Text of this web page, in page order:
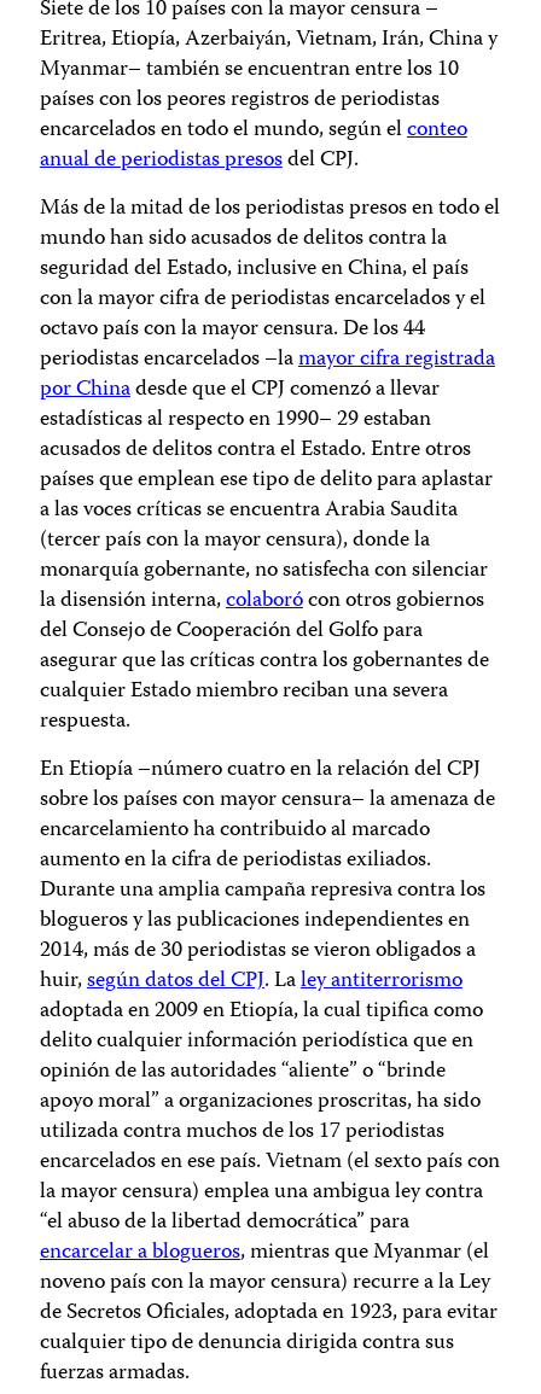
Siete de los 10 países con la mayor censura –
Eritrea, Etiopía, Azerbaiyán, Vietnam, Irán, China y
Myanmar– también se encuentran entre los 10
países con los peores registros de periodistas
encarcelados en todo el mundo, según elconteo
anual de periodistas presosdel CPJ.
Más de la mitad de los periodistas presos en todo el
mundo han sido acusados de delitos contra la
seguridad del Estado, inclusive en China, el país
con la mayor cifra de periodistas encarcelados y el
octavo país con la mayor censura. De los 44
periodistas encarcelados –lamayor cifra registrada
por Chinadesde que el CPJ comenzó a llevar
estadísticas al respecto en 1990– 29 estaban
acusados de delitos contra el Estado. Entre otros
países que emplean ese tipo de delito para aplastar
a las voces críticas se encuentra Arabia Saudita
(tercer país con la mayor censura), donde la
monarquía gobernante, no satisfecha con silenciar
la disensión interna,colaborócon otros gobiernos
del Consejo de Cooperación del Golfo para
asegurar que las críticas contra los gobernantes de
cualquier Estado miembro reciban una severa
respuesta.
En Etiopía –número cuatro en la relación del CPJ
sobre los países con mayor censura– la amenaza de
encarcelamiento ha contribuido al marcado
aumento en la cifra de periodistas exiliados.
Durante una amplia campaña represiva contra los
blogueros y las publicaciones independientes en
2014, más de 30 periodistas se vieron obligados a
huir,según datos del CPJ. Laley antiterrorismo
adoptada en 2009 en Etiopía, la cual tipifica como
delito cualquier información periodística que en
opinión de las autoridades “aliente” o “brinde
apoyo moral” a organizaciones proscritas, ha sido
utilizada contra muchos de los 17 periodistas
encarcelados en ese país. Vietnam (el sexto país con
la mayor censura) emplea una ambigua ley contra
“el abuso de la libertad democrática” para
encarcelar a blogueros, mientras que Myanmar (el
noveno país con la mayor censura) recurre a la Ley
de Secretos Oficiales, adoptada en 1923, para evitar
cualquier tipo de denuncia dirigida contra sus
fuerzas armadas.